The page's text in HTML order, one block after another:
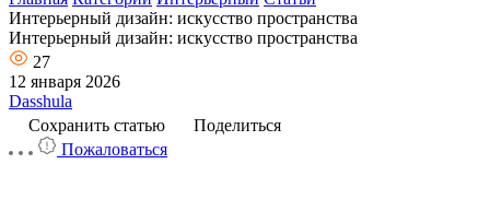
Интерьерный дизайн: искусство пространства
Интерьерный дизайн: искусство пространства
27
12 января 2026
Dasshula
Сохранить статью
Поделиться
Пожаловаться